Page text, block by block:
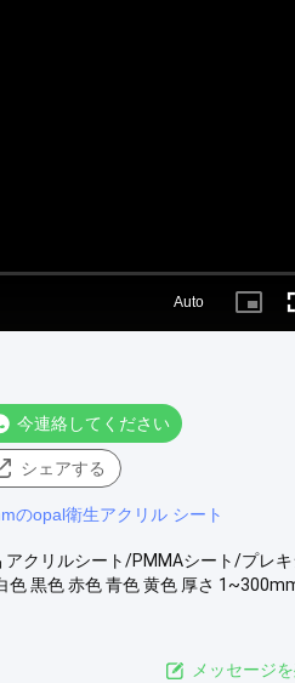
Auto
Picture-
今連絡してください
シェアする
のopal衛生アクリル シート
アクリルシート/PMMAシート/プレ
色 黒色 赤色 青色 黄色 厚さ
メッセージ